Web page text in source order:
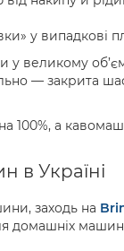
у випадкові
великому
— закрита
а
в Україні
заходь на
домашніх машин,